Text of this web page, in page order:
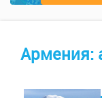
Армения: